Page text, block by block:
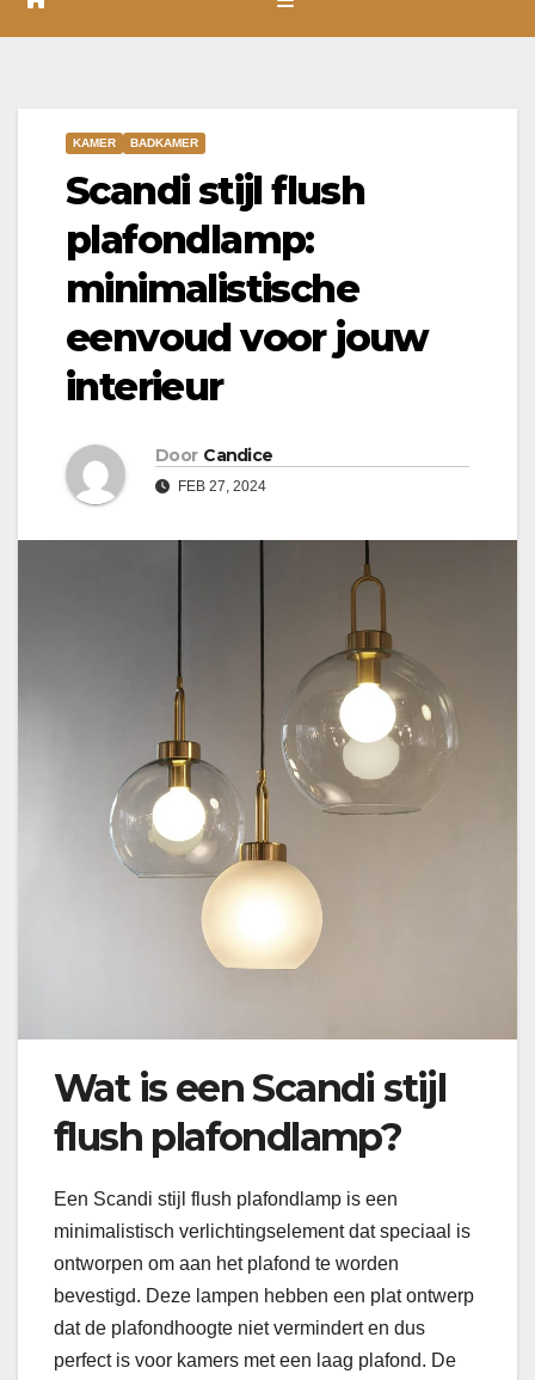
KAMER BADKAMER
Scandi stijl flush
plafondlamp:
minimalistische
eenvoud voor jouw
interieur
Door Candice
FEB 27, 2024
Wat is een Scandi stijl
flush plafondlamp?
Een Scandi stijl flush plafondlamp is een
minimalistisch verlichtingselement dat speciaal is
ontworpen om aan het plafond te worden
bevestigd. Deze lampen hebben een plat ontwerp
dat de plafondhoogte niet vermindert en dus
perfect is voor kamers met een laag plafond. De